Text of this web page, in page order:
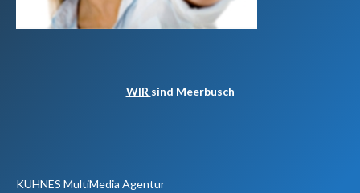
WIR sind Meerbusch
KUHNES MultiMedia Agentur